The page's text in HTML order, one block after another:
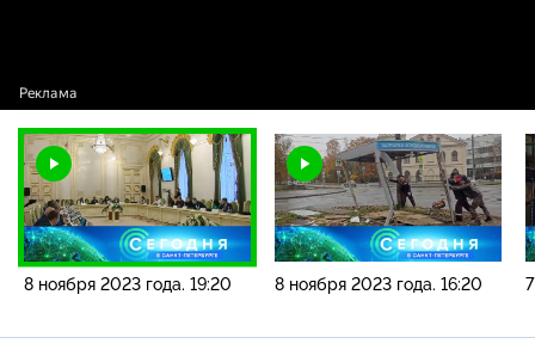
8 ноября 2023 года. 19:20 8 ноября 2023 года. 16:20